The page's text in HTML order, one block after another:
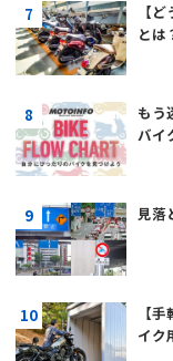
【
とは
もう
バイ
見落
【
イク